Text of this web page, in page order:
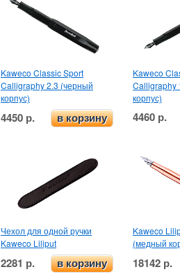
Kaweco Classic Sport
Calligraphy 2.3 (черный
корпус)
4450 р. в корзину
Kaweco
Calligraphy
корпус)
4460 р.
Чехол для одной ручки
Kaweco Liliput
2281 р. в корзину
Kaweco
(медный
18142 р.